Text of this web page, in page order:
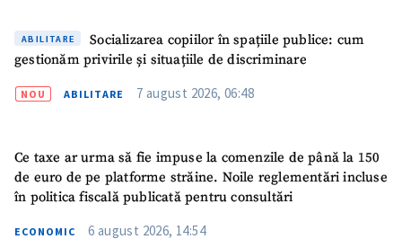
Trimite o informație
Despre ZdG
ABILITARE
Socializarea copiilor în spațiile publice: cum
gestionăm privirile și situațiile de discriminare
NOU ABILITARE 7 august 2026, 06:48
Ce taxe ar urma să fie impuse la comenzile de până la 150
de euro de pe platforme străine. Noile reglementări incluse
în politica fiscală publicată pentru consultări
ECONOMIC 6 august 2026, 14:54